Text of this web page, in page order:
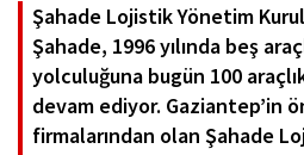
Şahade Lojistik Yönetim
Şahade, 1996 yılında beş
yolculuğuna bugün 100
devam ediyor. Gaziantep’in
firmalarından olan Şahade